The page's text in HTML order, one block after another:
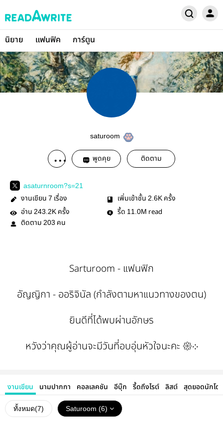
นิยาย แฟนฟิค การ์ตูน
saturoom
พูดคุย ติดตาม
asaturnroom?s=21
งานเขียน 7 เรื่อง เพิ่มเข้าชั้น 2.6K ครั้ง
อ่าน 243.2K ครั้ง รี้ด 11.0M read
ติดตาม 203 คน
Sarturoom - แฟนฟิก
อัญญิกา - ออริจินัล (กำลังตามหาแนวทางของตน)
ยินดีที่ได้พบผ่านอักษร
หวังว่าคุณผู้อ่านจะมีวันที่อบอุ่นหัวใจนะคะ 𑁍܀
งานเขียน นามปากกา คอลเลคชัน อีบุ๊ก รี้ดถึงไรต์ ลิสต์ สุดยอดนักโด
ทั้งหมด(7) Saturoom (6)